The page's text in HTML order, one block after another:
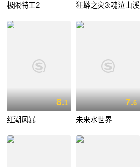
极限特工2 狂蟒之灾3:魂泣山溪
8.1
红潮风暴
7.6
未来水世界